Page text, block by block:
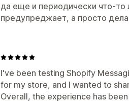
да еще и периодически что-
предупреджает, а просто
I've been testing Shopify
for my store, and I wanted to
Overall, the experience has